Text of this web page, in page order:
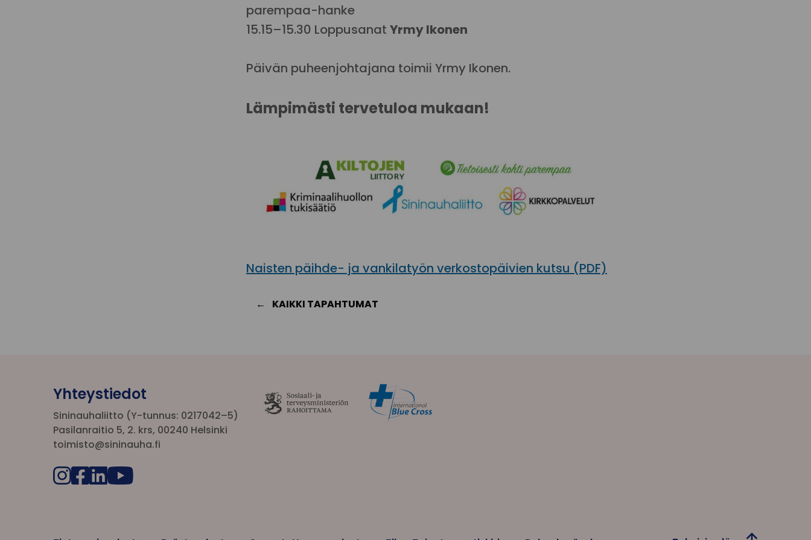
parempaa-hanke
15.15–15.30 Loppusanat Yrmy Ikonen
Päivän puheenjohtajana toimii Yrmy Ikonen.
Lämpimästi tervetuloa mukaan!
Naisten päihde- ja vankilatyön verkostopäivien kutsu (PDF)
KAIKKI TAPAHTUMAT
Yhteystiedot
Sininauhaliitto (Y-tunnus: 0217042–5)
Pasilanraitio 5, 2. krs, 00240 Helsinki
toimisto@sininauha.fi